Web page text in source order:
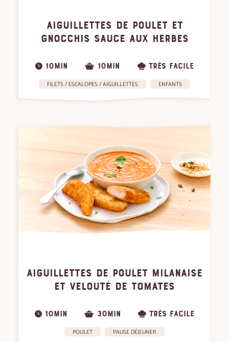
AIGUILLETTES DE POULET ET
GNOCCHIS SAUCE AUX HERBES
10MIN 10MIN TRÈS FACILE
FILETS / ESCALOPES / AIGUILLETTES ENFANTS
AIGUILLETTES DE POULET MILANAISE
ET VELOUTÉ DE TOMATES
10MIN 30MIN TRÈS FACILE
POULET PAUSE DÉJEUNER